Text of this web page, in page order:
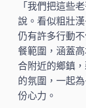
「我們把這些
說。看似粗壯
仍有許多行動
餐範圍，涵蓋
合附近的鄉鎮
的氛圍，一起
份心力。